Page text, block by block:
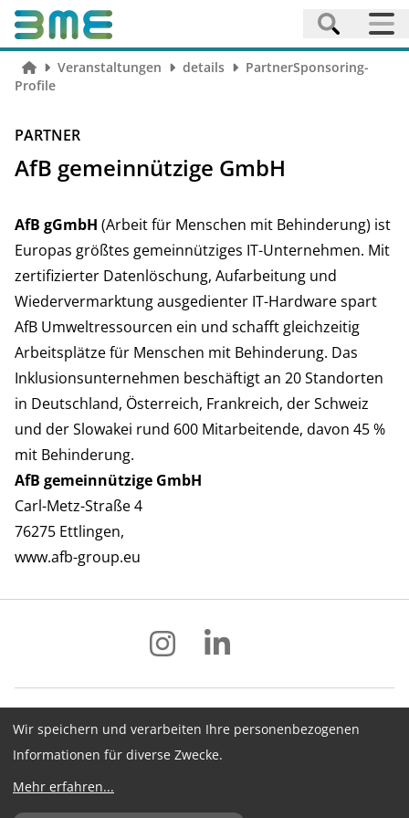
Veranstaltungen details
PartnerSponsoring-
Profile
PARTNER
AfB gemeinnützige GmbH
AfB gGmbH (Arbeit für Menschen mit Behinderung) ist
Europas größtes gemeinnütziges IT-Unternehmen. Mit
zertifizierter Datenlöschung, Aufarbeitung und
Wiedervermarktung ausgedienter IT-Hardware spart
AfB Umweltressourcen ein und schafft gleichzeitig
Arbeitsplätze für Menschen mit Behinderung. Das
Inklusionsunternehmen beschäftigt an 20 Standorten
in Deutschland, Österreich, Frankreich, der Schweiz
und der Slowakei rund 600 Mitarbeitende, davon 45 %
mit Behinderung.
AfB gemeinnützige GmbH
Carl-Metz-Straße 4
76275 Ettlingen,
www.afb-group.eu
Impressum Datenschutz
AGB
Hinweisgebersystem
Newsletter
Cookie-Konfiguration
Wir speichern und verarbeiten Ihre personenbezogenen
Informationen für diverse Zwecke.
Mehr erfahren...